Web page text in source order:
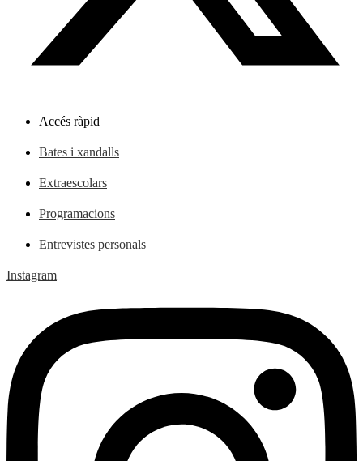
Accés ràpid
Bates i xandalls
Extraescolars
Programacions
Entrevistes personals
Instagram